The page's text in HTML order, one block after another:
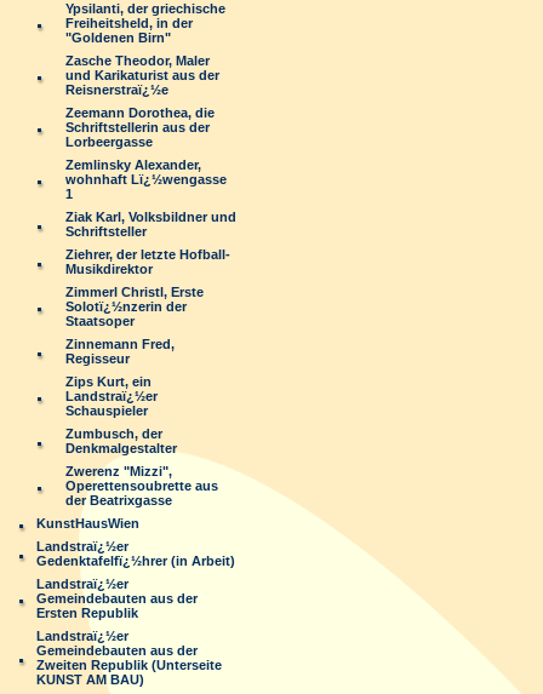
Ypsilanti, der griechische
Freiheitsheld, in der
"Goldenen Birn"
Zasche Theodor, Maler
und Karikaturist aus der
Reisnerstraï¿½e
Zeemann Dorothea, die
Schriftstellerin aus der
Lorbeergasse
Zemlinsky Alexander,
wohnhaft Lï¿½wengasse
1
Ziak Karl, Volksbildner und
Schriftsteller
Ziehrer, der letzte Hofball-
Musikdirektor
Zimmerl Christl, Erste
Solotï¿½nzerin der
Staatsoper
Zinnemann Fred,
Regisseur
Zips Kurt, ein
Landstraï¿½er
Schauspieler
Zumbusch, der
Denkmalgestalter
Zwerenz "Mizzi",
Operettensoubrette aus
der Beatrixgasse
KunstHausWien
Landstraï¿½er
Gedenktafelfï¿½hrer (in Arbeit)
Landstraï¿½er
Gemeindebauten aus der
Ersten Republik
Landstraï¿½er
Gemeindebauten aus der
Zweiten Republik (Unterseite
KUNST AM BAU)